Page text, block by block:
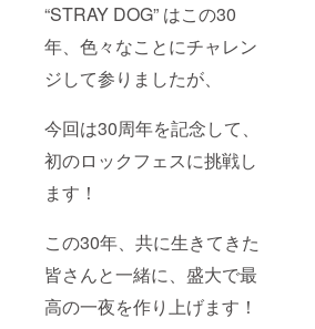
“STRAY DOG” はこの30
年、色々なことにチャレン
ジして参りましたが、
今回は30周年を記念して、
初のロックフェスに挑戦し
ます！
この30年、共に生きてきた
皆さんと一緒に、盛大で最
高の一夜を作り上げます！